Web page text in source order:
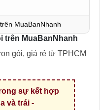
MuaBanNhanh
trên MuaBanNhanh
gói, giá rẻ từ TPHCM
sự kết hợp
và trái -